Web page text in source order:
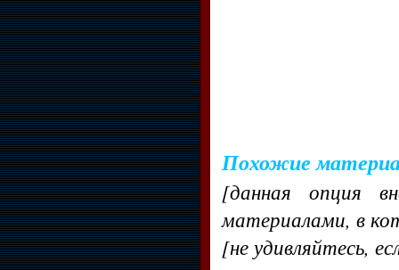
Похожие
[данная опция
материалами, в
[не удивляйтесь,